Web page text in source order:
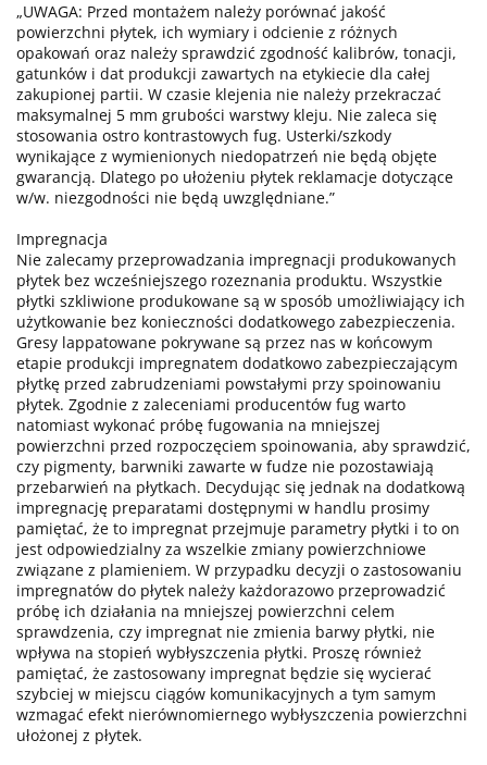
„UWAGA: Przed montażem należy porównać jakość
powierzchni płytek, ich wymiary i odcienie z różnych
opakowań oraz należy sprawdzić zgodność kalibrów, tonacji,
gatunków i dat produkcji zawartych na etykiecie dla całej
zakupionej partii. W czasie klejenia nie należy przekraczać
maksymalnej 5 mm grubości warstwy kleju. Nie zaleca się
stosowania ostro kontrastowych fug. Usterki/szkody
wynikające z wymienionych niedopatrzeń nie będą objęte
gwarancją. Dlatego po ułożeniu płytek reklamacje dotyczące
w/w. niezgodności nie będą uwzględniane.”
Impregnacja
Nie zalecamy przeprowadzania impregnacji produkowanych
płytek bez wcześniejszego rozeznania produktu. Wszystkie
płytki szkliwione produkowane są w sposób umożliwiający ich
użytkowanie bez konieczności dodatkowego zabezpieczenia.
Gresy lappatowane pokrywane są przez nas w końcowym
etapie produkcji impregnatem dodatkowo zabezpieczającym
płytkę przed zabrudzeniami powstałymi przy spoinowaniu
płytek. Zgodnie z zaleceniami producentów fug warto
natomiast wykonać próbę fugowania na mniejszej
powierzchni przed rozpoczęciem spoinowania, aby sprawdzić,
czy pigmenty, barwniki zawarte w fudze nie pozostawiają
przebarwień na płytkach. Decydując się jednak na dodatkową
impregnację preparatami dostępnymi w handlu prosimy
pamiętać, że to impregnat przejmuje parametry płytki i to on
jest odpowiedzialny za wszelkie zmiany powierzchniowe
związane z plamieniem. W przypadku decyzji o zastosowaniu
impregnatów do płytek należy każdorazowo przeprowadzić
próbę ich działania na mniejszej powierzchni celem
sprawdzenia, czy impregnat nie zmienia barwy płytki, nie
wpływa na stopień wybłyszczenia płytki. Proszę również
pamiętać, że zastosowany impregnat będzie się wycierać
szybciej w miejscu ciągów komunikacyjnych a tym samym
wzmagać efekt nierównomiernego wybłyszczenia powierzchni
ułożonej z płytek.